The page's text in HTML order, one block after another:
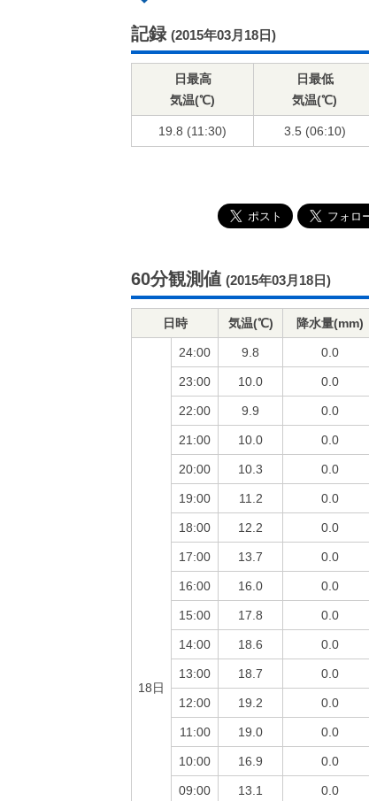
記録 (2015年03月18日)
日最高
気温(℃)
日最低
気温(℃)
19.8 (11:30) 3.5 (06:10)
60分観測値 (2015年03月18日)
日時 気温(℃) 降水量(mm)
18日
24:00 9.8 0.0
23:00 10.0 0.0
22:00 9.9 0.0
21:00 10.0 0.0
20:00 10.3 0.0
19:00 11.2 0.0
18:00 12.2 0.0
17:00 13.7 0.0
16:00 16.0 0.0
15:00 17.8 0.0
14:00 18.6 0.0
13:00 18.7 0.0
12:00 19.2 0.0
11:00 19.0 0.0
10:00 16.9 0.0
09:00 13.1 0.0